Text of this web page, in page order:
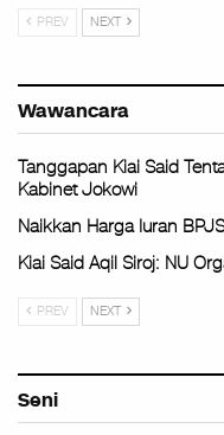
PREV NEXT
Wawancara
Tanggapan Kiai Said
Kabinet Jokowi
Naikkan Harga Iuran
Kiai Said Aqil Siroj: NU
PREV NEXT
Seni